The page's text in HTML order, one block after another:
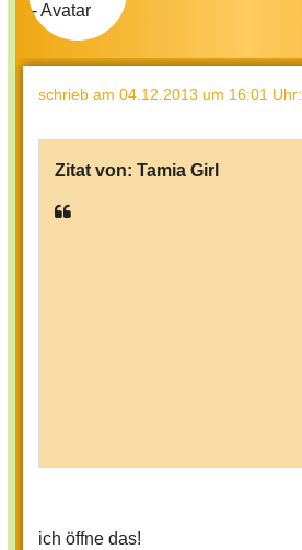
schrieb am 04.12.2013 um 16:01 Uhr:
Zitat von: Tamia Girl
ich öffne das!